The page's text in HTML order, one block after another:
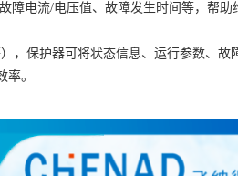
障电流/电压值、故障发生时间等，帮助
），保护器可将状态信息、运行参数、故
。